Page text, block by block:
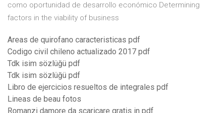
como oportunidad de desarrollo económico Determining
factors in the viability of business
Areas de quirofano caracteristicas pdf
Codigo civil chileno actualizado 2017 pdf
Tdk isim sözlüğü pdf
Tdk isim sözlüğü pdf
Libro de ejercicios resueltos de integrales pdf
Lineas de beau fotos
Romanzi damore da scaricare gratis in pdf